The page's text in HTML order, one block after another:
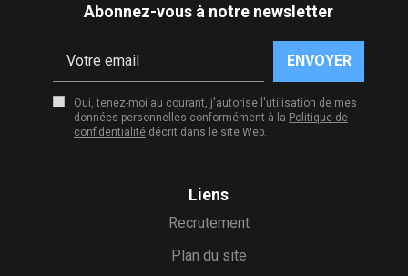
Abonnez-vous à notre newsletter
ENVOYER
Oui, tenez-moi au courant, j'autorise l'utilisation de mes
données personnelles conformément à la Politique de
confidentialité décrit dans le site Web.
Liens
Recrutement
Plan du site